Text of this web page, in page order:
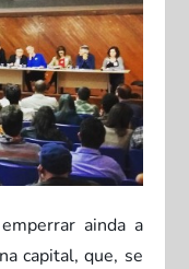
ainda a
capital, que, se